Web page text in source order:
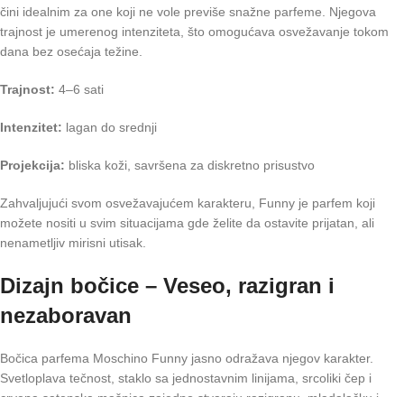
čini idealnim za one koji ne vole previše snažne parfeme. Njegova
trajnost je umerenog intenziteta, što omogućava osvežavanje tokom
dana bez osećaja težine.
Trajnost: 4–6 sati
Intenzitet: lagan do srednji
Projekcija: bliska koži, savršena za diskretno prisustvo
Zahvaljujući svom osvežavajućem karakteru, Funny je parfem koji
možete nositi u svim situacijama gde želite da ostavite prijatan, ali
nenametljiv mirisni utisak.
Dizajn bočice – Veseo, razigran i
nezaboravan
Bočica parfema Moschino Funny jasno odražava njegov karakter.
Svetloplava tečnost, staklo sa jednostavnim linijama, srcoliki čep i